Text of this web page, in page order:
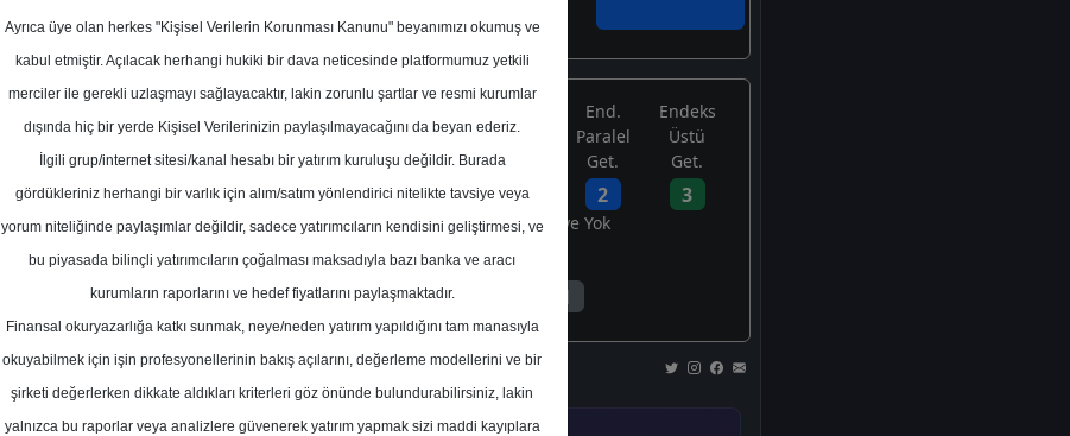
Potansiyeli
Kurum Sayısı
17
10 1
End.
Paralel
Get.
2
Endeks
Üstü
Get.
3
Tavsiye Yok
1
Salı, 18 Temmuz 2023
Ayrıca üye olan herkes "Kişisel Verilerin Korunması Kanunu" beyanımızı okumuş ve
kabul etmiştir. Açılacak herhangi hukiki bir dava neticesinde platformumuz yetkili
merciler ile gerekli uzlaşmayı sağlayacaktır, lakin zorunlu şartlar ve resmi kurumlar
dışında hiç bir yerde Kişisel Verilerinizin paylaşılmayacağını da beyan ederiz.
İlgili grup/internet sitesi/kanal hesabı bir yatırım kuruluşu değildir. Burada
gördükleriniz herhangi bir varlık için alım/satım yönlendirici nitelikte tavsiye veya
yorum niteliğinde paylaşımlar değildir, sadece yatırımcıların kendisini geliştirmesi, ve
bu piyasada bilinçli yatırımcıların çoğalması maksadıyla bazı banka ve aracı
kurumların raporlarını ve hedef fiyatlarını paylaşmaktadır.
Finansal okuryazarlığa katkı sunmak, neye/neden yatırım yapıldığını tam manasıyla
okuyabilmek için işin profesyonellerinin bakış açılarını, değerleme modellerini ve bir
şirketi değerlerken dikkate aldıkları kriterleri göz önünde bulundurabilirsiniz, lakin
yalnızca bu raporlar veya analizlere güvenerek yatırım yapmak sizi maddi kayıplara